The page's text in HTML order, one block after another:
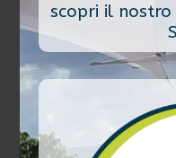
scopri il